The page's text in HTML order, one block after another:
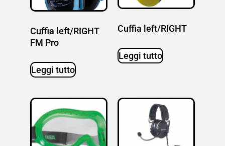
Cuffia left/RIGHT
FM Pro
Leggi tutto
Cuffia left/RIGHT
Leggi tutto